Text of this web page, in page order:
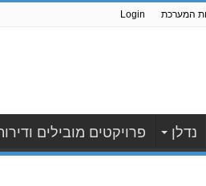
המערכת Login
נדלן פרויקטים מובילים